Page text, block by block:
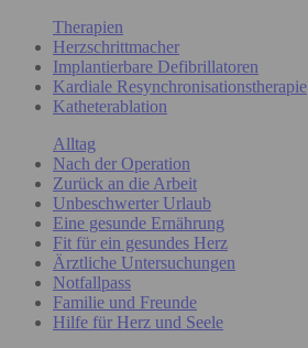
Therapien
Herzschrittmacher
Implantierbare Defibrillatoren
Kardiale Resynchronisationstherapie
Katheterablation
Alltag
Nach der Operation
Zurück an die Arbeit
Unbeschwerter Urlaub
Eine gesunde Ernährung
Fit für ein gesundes Herz
Ärztliche Untersuchungen
Notfallpass
Familie und Freunde
Hilfe für Herz und Seele